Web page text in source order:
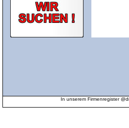
In unserem Firmenregister